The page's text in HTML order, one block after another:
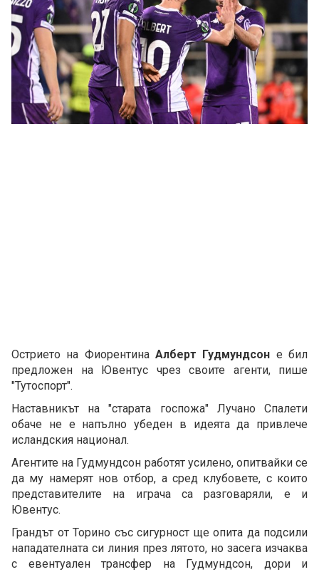
Острието на Фиорентина Алберт Гудмундсон е бил
предложен на Ювентус чрез своите агенти, пише
"Тутоспорт".
Наставникът на "старата госпожа" Лучано Спалети
обаче не е напълно убеден в идеята да привлече
исландския национал.
Агентите на Гудмундсон работят усилено, опитвайки се
да му намерят нов отбор, а сред клубовете, с които
представителите на играча са разговаряли, е и
Ювентус.
Грандът от Торино със сигурност ще опита да подсили
нападателната си линия през лятото, но засега изчаква
с евентуален трансфер на Гудмундсон, дори и